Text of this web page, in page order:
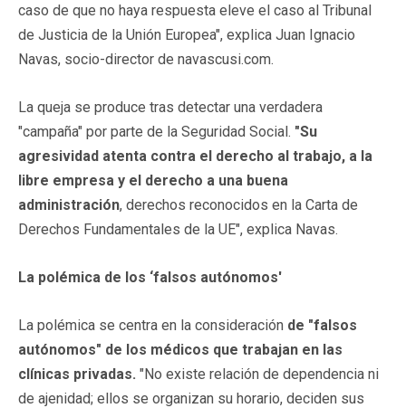
caso de que no haya respuesta eleve el caso al Tribunal
de Justicia de la Unión Europea", explica Juan Ignacio
Navas, socio-director de navascusi.com.
La queja se produce tras detectar una verdadera
"campaña" por parte de la Seguridad Social. "Su
agresividad atenta contra el derecho al trabajo, a la
libre empresa y el derecho a una buena
administración, derechos reconocidos en la Carta de
Derechos Fundamentales de la UE", explica Navas.
La polémica de los ‘falsos autónomos'
La polémica se centra en la consideración de "falsos
autónomos" de los médicos que trabajan en las
clínicas privadas. "No existe relación de dependencia ni
de ajenidad; ellos se organizan su horario, deciden sus